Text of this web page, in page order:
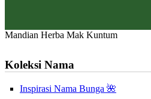
Mandian Herba Mak Kuntum
Koleksi Nama
Inspirasi Nama Bunga 🌺